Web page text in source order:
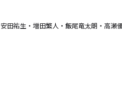
田祐生・増田繁人・飯尾竜太朗・高瀬